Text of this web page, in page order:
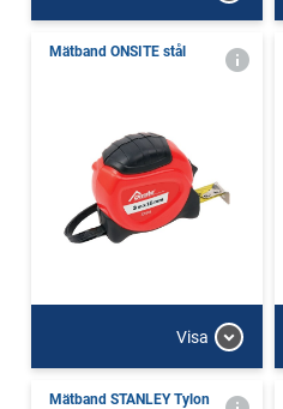
Mätband ONSITE stål
Visa
Mätband STANLEY Tylon